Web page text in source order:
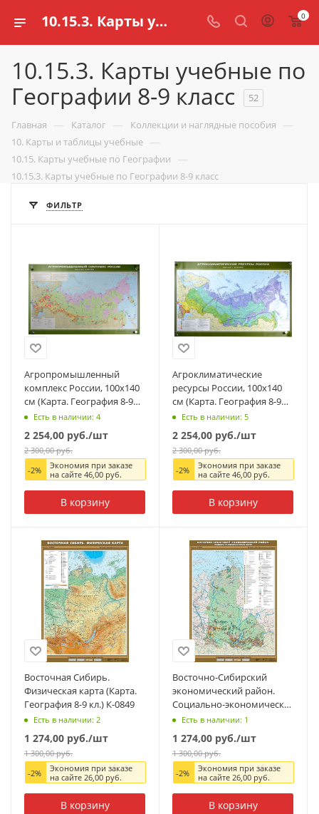
10.15.3. Карты учебные по Географии 8-9 класс для школ купить в Казани | Цена в интернет магазине schools.ru 0
10.15.3. Карты учебные по
Географии 8-9 класс
52
Главная — Каталог — Коллекции и наглядные пособия —
10. Карты и таблицы учебные —
10.15. Карты учебные по Географии —
10.15.3. Карты учебные по Географии 8-9 класс
ФИЛЬТР
Агропромышленный
комплекс России, 100x140
см (Карта. География 8-9
кл.) КН-0821
Есть в наличии: 4
2 254,00 руб./шт
2 300,00руб.
-2%
Экономия при заказе
на сайте 46,00руб.
В корзину
Агроклиматические
ресурсы России, 100x140
см (Карта. География 8-9
кл.) КН-0801
Есть в наличии: 5
2 254,00 руб./шт
2 300,00руб.
-2%
Экономия при заказе
на сайте 46,00руб.
В корзину
Восточная Сибирь.
Физическая карта (Карта.
География 8-9 кл.) К-0849
Есть в наличии: 2
1 274,00 руб./шт
1 300,00руб.
-2%
Экономия при заказе
на сайте 26,00руб.
В корзину
Восточно-Сибирский
экономический район.
Социально-экономическая
карта (Карта. География 8-
Есть в наличии: 1
1 274,00 руб./шт
1 300,00руб.
-2%
Экономия при заказе
на сайте 26,00руб.
В корзину